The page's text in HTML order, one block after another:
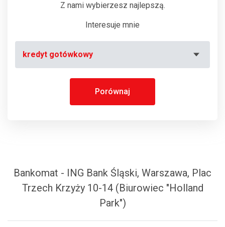
Z nami wybierzesz najlepszą.
Interesuje mnie
kredyt gotówkowy
Porównaj
Bankomat - ING Bank Śląski, Warszawa, Plac
Trzech Krzyży 10-14 (Biurowiec "Holland
Park")